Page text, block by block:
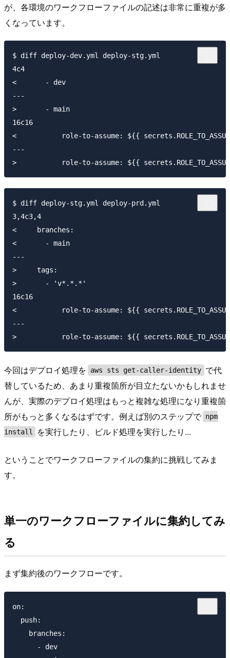
が、各環境のワークフローファイルの記述は非常に重複が多
くなっています。
$ diff deploy-dev.yml deploy-stg.yml
4c4
<       - dev
---
>       - main
16c16
<           role-to-assume: ${{
---
$ diff deploy-stg.yml deploy-prd.yml
3,4c3,4
<     branches:
<       - main
---
>     tags:
>       - 'v*.*.*'
16c16
<           role-to-assume: ${{
---
今回はデプロイ処理を aws sts get-caller-identity で代
替しているため、あまり重複箇所が目立たないかもしれませ
んが、実際のデプロイ処理はもっと複雑な処理になり重複箇
所がもっと多くなるはずです。例えば別のステップで npm
install
を実行したり、ビルド処理を実行したり...
ということでワークフローファイルの集約に挑戦してみま
す。
単一のワークフローファイルに集約してみ
る
まず集約後のワークフローです。
on:
  push:
    branches:
      - dev